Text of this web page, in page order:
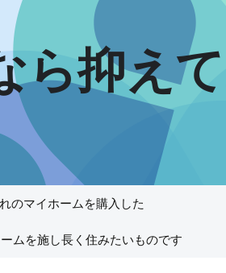
ら抑え
のマイホームを購入した
ムを施し長く住みたいものです